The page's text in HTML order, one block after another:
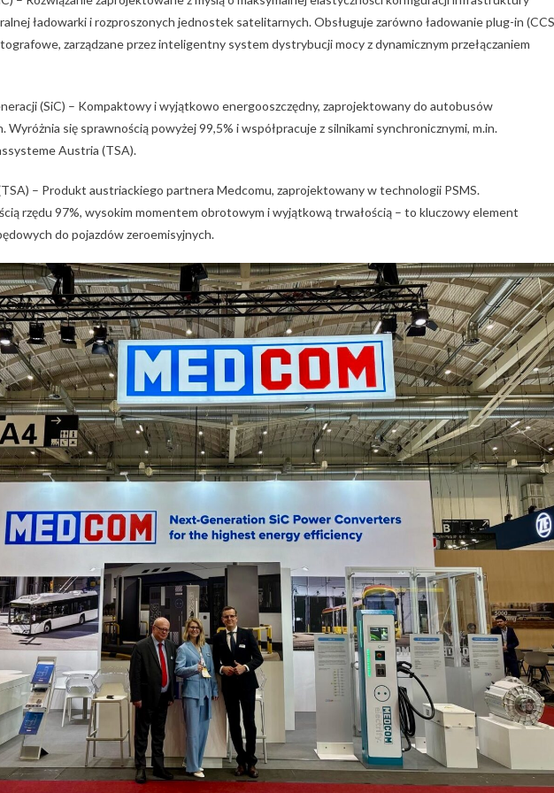
ładowarki i rozproszonych jednostek satelitarnych. Obsługuje zarówno ładowanie plug-in (CCS
zarządzane przez inteligentny system dystrybucji mocy z dynamicznym przełączaniem
(SiC) – Kompaktowy i wyjątkowo energooszczędny, zaprojektowany do autobusów
się sprawnością powyżej 99,5% i współpracuje z silnikami synchronicznymi, m.in.
Austria (TSA).
– Produkt austriackiego partnera Medcomu, zaprojektowany w technologii PSMS.
rzędu 97%, wysokim momentem obrotowym i wyjątkową trwałością – to kluczowy element
do pojazdów zeroemisyjnych.